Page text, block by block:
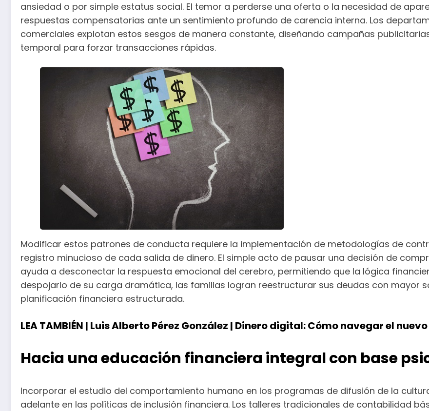
ansiedad o por simple estatus social. El temor a perderse una oferta o la necesidad de
respuestas compensatorias ante un sentimiento profundo de carencia interna. Los
comerciales explotan estos sesgos de manera constante, diseñando campañas
temporal para forzar transacciones rápidas.
Modificar estos patrones de conducta requiere la implementación de metodologías de
registro minucioso de cada salida de dinero. El simple acto de pausar una decisión de
ayuda a desconectar la respuesta emocional del cerebro, permitiendo que la lógica
despojarlo de su carga dramática, las familias logran reestructurar sus deudas con mayor
planificación financiera estructurada.
LEA TAMBIÉN | Luis Alberto Pérez González | Dinero digital: Cómo navegar el
Hacia una educación financiera integral con base
Incorporar el estudio del comportamiento humano en los programas de difusión de la
adelante en las políticas de inclusión financiera. Los talleres tradicionales de contabilidad